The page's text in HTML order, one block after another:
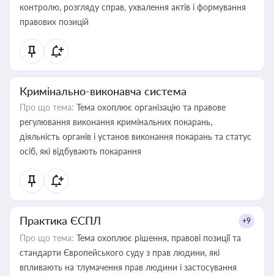
контролю, розгляду справ, ухвалення актів і формування
правових позицій
Кримінально-виконавча система
Про що тема: Тема охоплює організацію та правове
регулювання виконання кримінальних покарань,
діяльність органів і установ виконання покарань та статус
осіб, які відбувають покарання
Практика ЄСПЛ +9
Про що тема: Тема охоплює рішення, правові позиції та
стандарти Європейського суду з прав людини, які
впливають на тлумачення прав людини і застосування